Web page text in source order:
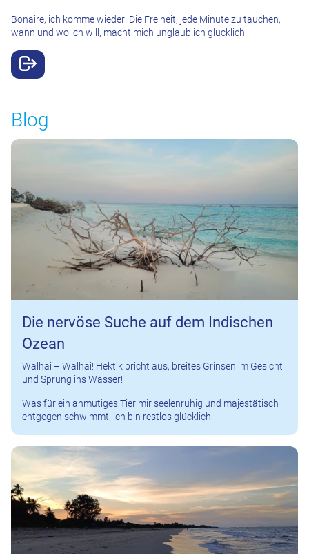
Bonaire, ich komme wieder! Die Freiheit, jede Minute zu tauchen,
wann und wo ich will, macht mich unglaublich glücklich.
Blog
Die nervöse Suche auf dem Indischen
Ozean
Walhai – Walhai! Hektik bricht aus, breites Grinsen im Gesicht
und Sprung ins Wasser!
Was für ein anmutiges Tier mir seelenruhig und majestätisch
entgegen schwimmt, ich bin restlos glücklich.